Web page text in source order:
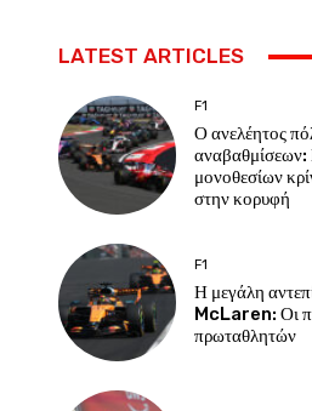
LATEST ARTICLES
F1
Ο ανελέητος
αναβαθμίσεων:
μονοθεσίων
στην κορυφή
F1
Η μεγάλη
McLaren: Οι
πρωταθλητών